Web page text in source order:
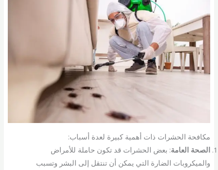
مكافحة الحشرات ذات أهمية كبيرة لعدة أسباب:
الصحة العامة: بعض الحشرات قد تكون حاملة للأمراض
والميكروبات الضارة التي يمكن أن تنتقل إلى البشر وتسبب